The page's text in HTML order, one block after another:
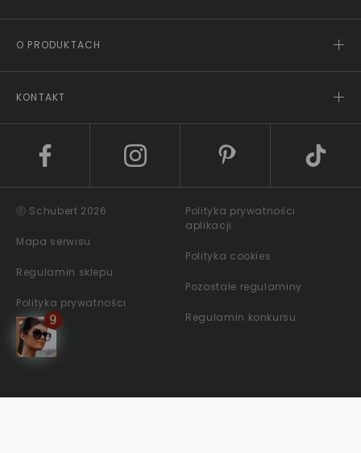
O PRODUKTACH
KONTAKT
ⓒ Schubert 2026
Mapa serwisu
Regulamin sklepu
Polityka prywatności
Polityka prywatności
aplikacji
Polityka cookies
Pozostałe regulaminy
Regulamin konkursu